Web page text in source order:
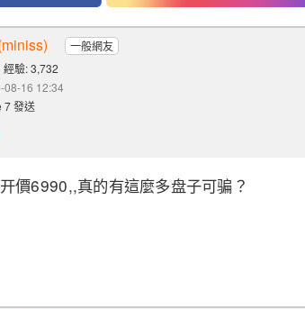
一般網友
經驗: 3,732
08-16 12:34
7 發送
價6990,,真的有這麼多盘子可骗？